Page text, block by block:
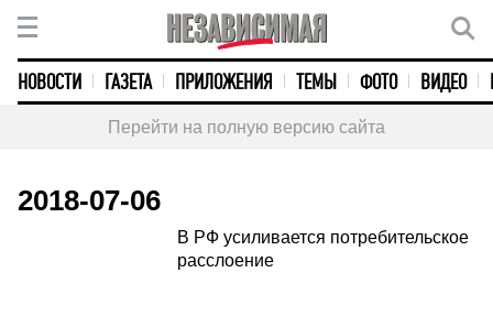
НОВОСТИ ГАЗЕТА ПРИЛОЖЕНИЯ ТЕМЫ ФОТО ВИДЕО
Перейти на полную версию сайта
2018-07-06
В РФ усиливается потребительское
расслоение